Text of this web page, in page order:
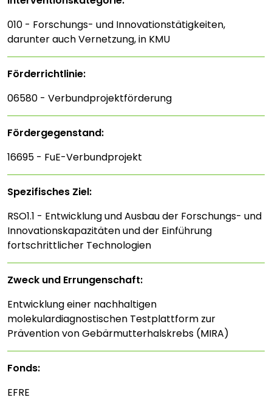
010 - Forschungs- und Innovationstätigkeiten,
darunter auch Vernetzung, in KMU
Förderrichtlinie:
06580 - Verbundprojektförderung
Fördergegenstand:
16695 - FuE-Verbundprojekt
Spezifisches Ziel:
RSO1.1 - Entwicklung und Ausbau der Forschungs- und
Innovationskapazitäten und der Einführung
fortschrittlicher Technologien
Zweck und Errungenschaft:
Entwicklung einer nachhaltigen
molekulardiagnostischen Testplattform zur
Prävention von Gebärmutterhalskrebs (MIRA)
Fonds:
EFRE